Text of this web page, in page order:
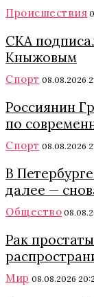
Происшествия
СКА
Кныжовым
Спорт 08.08.2026
Россиянин
по
Спорт 08.08.2026
В
далее —
Общество
Рак
Мир 08.08.2026